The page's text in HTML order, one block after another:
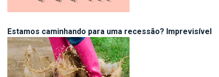
Estamos caminhando para uma recessão? Imprevisível